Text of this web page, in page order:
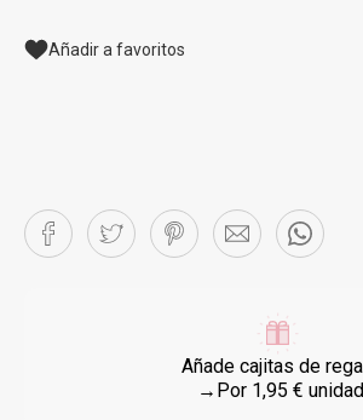
Añadir a favoritos
Añade cajitas de
→Por 1,95 € unidad